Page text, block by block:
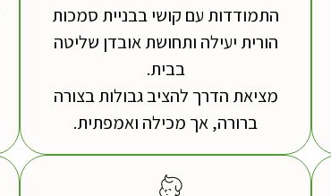
התמודדות עם קושי בבניית סמכות
הורית יעילה ותחושת אובדן שליטה
בבית.
מציאת הדרך להציב גבולות בצורה
ברורה, אך מכילה ואמפתית.